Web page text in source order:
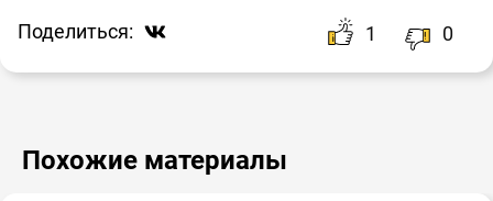
Поделиться: 1 0
Похожие материалы